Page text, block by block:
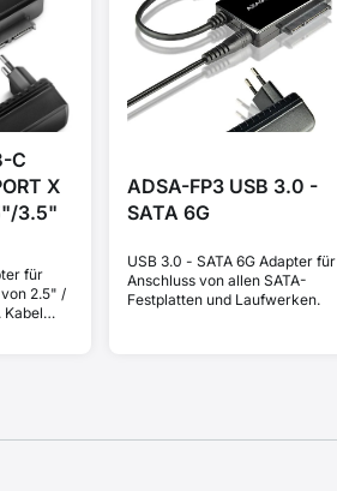
C
X
3.5"
für
2.5" /
Kabel
ADSA-FP3 USB 3.0 -
SATA 6G
USB 3.0 - SATA 6G Adapter für
Anschluss von allen SATA-
Festplatten und Laufwerken.